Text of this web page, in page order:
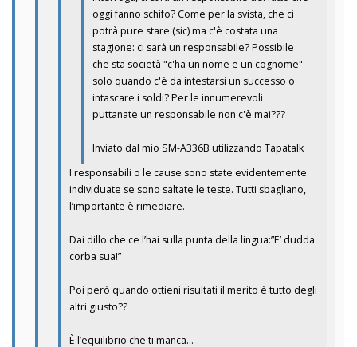
oggi fanno schifo? Come per la svista, che ci
potrà pure stare (sic) ma c'è costata una
stagione: ci sarà un responsabile? Possibile
che sta società "c'ha un nome e un cognome"
solo quando c'è da intestarsi un successo o
intascare i soldi? Per le innumerevoli
puttanate un responsabile non c'è mai???
Inviato dal mio SM-A336B utilizzando Tapatalk
I responsabili o le cause sono state evidentemente
individuate se sono saltate le teste. Tutti sbagliano,
l’importante è rimediare.
Dai dillo che ce l’hai sulla punta della lingua:”E’ dudda
corba sua!”
Poi però quando ottieni risultati il merito è tutto degli
altri giusto??
È l’equilibrio che ti manca…